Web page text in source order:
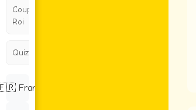
Coupe du
Roi
Quiz d'amitié
Français